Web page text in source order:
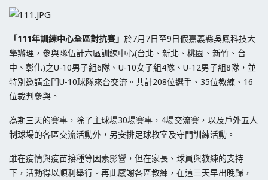
「111年訓練中心全區對抗賽」 於7月7日至9日假嘉義縣吳鳳科技大
學辦理，參與隊伍計六區訓練中心(台北、新北、桃園、新竹、台
中、彰化)之U-10男子組6隊、U-10女子組4隊、U-12男子組8隊，並
特別邀請金門U-10球隊來台交流。共計208位選手、35位教練、16
位裁判參與。
為期三天的賽事，除了主球場30場賽事，4場交流賽，以及戶外五人
制球場的各區交流活動外，另安排足球教室及守門訓練活動。
雖在疫情與疫苗接種等因素影響，但在家長、球員與教練的支持
下，活動得以順利舉行。再此感謝各區教練，在這三天早出晚歸，